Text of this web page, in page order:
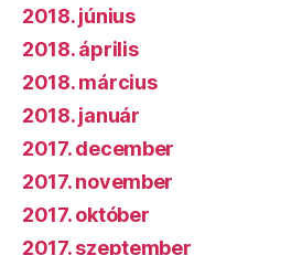
2018. június
2018. április
2018. március
2018. január
2017. december
2017. november
2017. október
2017. szeptember